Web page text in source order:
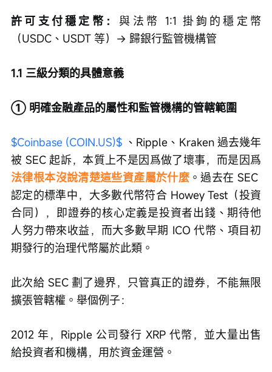
許可支付穩定幣：與法幣 1:1 掛鉤的穩定幣
（USDC、USDT 等）→ 歸銀行監管機構管
1.1 三級分類的具體意義
① 明確金融產品的屬性和監管機構的管轄範圍
$Coinbase (COIN.US)$ 、Ripple、Kraken 過去幾年
被 SEC 起訴，本質上不是因爲做了壞事，而是因爲
法律根本沒說清楚這些資產屬於什麼 。過去在 SEC
認定的標準中，大多數代幣符合 Howey Test（投資
合同），即證券的核心定義是投資者出錢、期待他
人努力帶來收益，而大多數早期 ICO 代幣、項目初
期發行的治理代幣屬於此類。
此次給 SEC 劃了邊界，只管真正的證券，不能無限
擴張管轄權。舉個例子：
2012 年，Ripple 公司發行 XRP 代幣，並大量出售
給投資者和機構，用於資金運營。